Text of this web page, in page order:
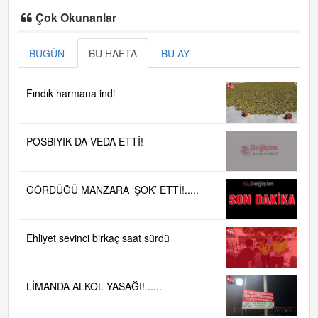
Çok Okunanlar
BUGÜN BU HAFTA BU AY
Fındık harmana indi
POSBIYIK DA VEDA ETTİ!
GÖRDÜĞÜ MANZARA ‘ŞOK’ ETTİ!.....
Ehliyet sevinci birkaç saat sürdü
LİMANDA ALKOL YASAĞI!......